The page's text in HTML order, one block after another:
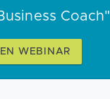
Coach"
WEBINAR